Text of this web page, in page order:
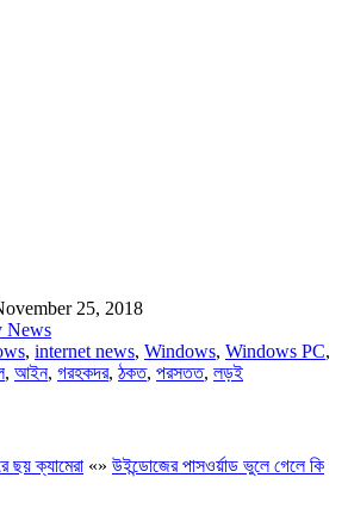
25, 2018
News
, internet news, Windows, Windows PC,
, আইন, গরহকদর, ঠকত, পরসতত, লড়ই
ছয় ক্যামেরা «» উইন্ডোজের পাসওর্য়াড ভুলে গেলে কি